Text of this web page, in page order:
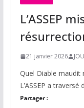
L’ASSEP
21 janvier 2026
Quel Diable maudit
L’ASSEP a
Partager :